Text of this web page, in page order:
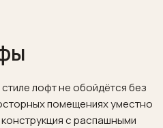
лофт не обойдётся без
помещениях уместно
с распашными